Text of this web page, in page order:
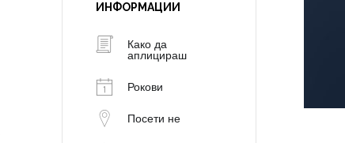
ИНФОРМАЦИИ
Како да
аплицираш
Рокови
Посети не